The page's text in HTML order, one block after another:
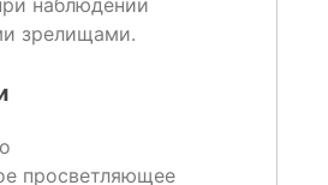
зрелищами.
просветляющее